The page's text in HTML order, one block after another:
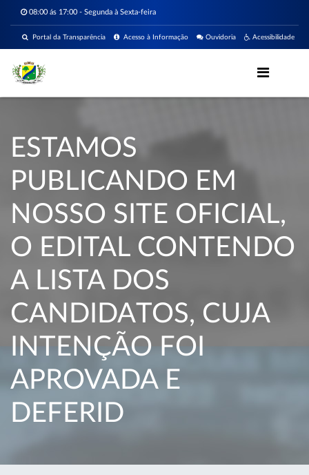
08:00 ás 17:00 - Segunda à Sexta-feira
Acessibilidade
Ouvidoria
Acesso à Informação
Portal da Transparência
ESTAMOS
PUBLICANDO EM
NOSSO SITE OFICIAL,
O EDITAL CONTENDO
A LISTA DOS
CANDIDATOS, CUJA
INTENÇÃO FOI
APROVADA E
DEFERID